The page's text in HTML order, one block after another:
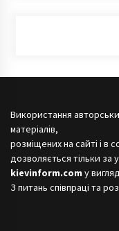
Використання
матеріалів,
розміщених на сайті і в
дозволяється тільки
kievinform.com у
З питань співпраці та